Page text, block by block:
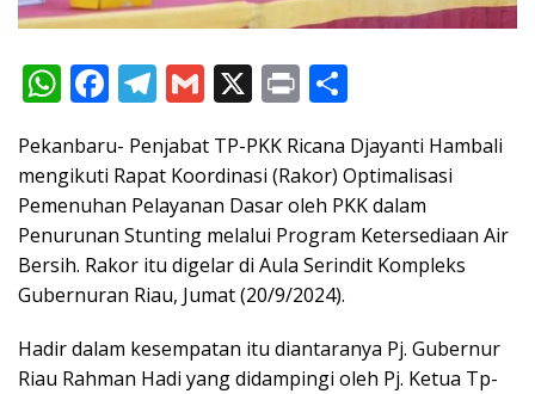
W
at
s
A
p
p
F
e
b
o
o
k
T
e
gr
a
m
G
ai
l
X Pr
t ar
e
Pekanbaru- Penjabat TP-PKK Ricana Djayanti Hambali
mengikuti Rapat Koordinasi (Rakor) Optimalisasi
Pemenuhan Pelayanan Dasar oleh PKK dalam
Penurunan Stunting melalui Program Ketersediaan Air
Bersih. Rakor itu digelar di Aula Serindit Kompleks
Gubernuran Riau, Jumat (20/9/2024).
Hadir dalam kesempatan itu diantaranya Pj. Gubernur
Riau Rahman Hadi yang didampingi oleh Pj. Ketua Tp-